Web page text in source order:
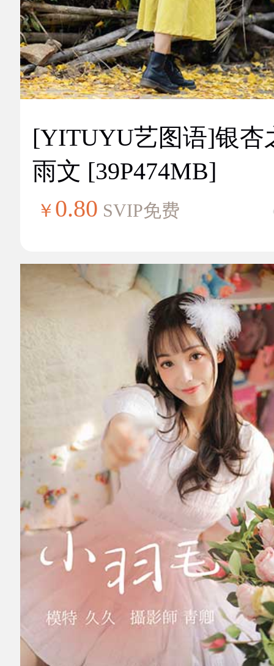
[YITUYU艺图语]银杏
雨文 [39P474MB]
￥ 0.80 SVIP免费